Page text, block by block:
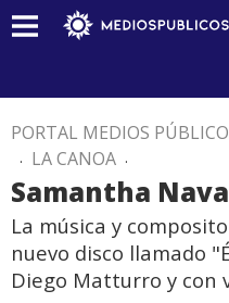
PORTAL MEDIOS
. LA CANOA .
Samantha
La música y
nuevo disco llamado
Diego Matturro y con